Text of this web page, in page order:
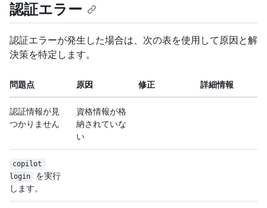
認証エラー
認証エラーが発生した場合は、次の表を使用して原因と解
決策を特定します。
問題点 原因 修正 詳細情報
認証情報が見
つかりません
資格情報が格
納されていな
い
copilot
login
を実行
します。